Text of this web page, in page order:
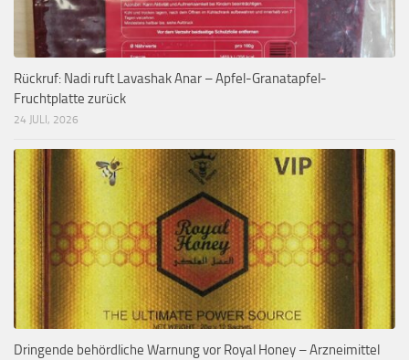
Rückruf: Nadi ruft Lavashak Anar – Apfel-Granatapfel-
Fruchtplatte zurück
24 JULI, 2026
Dringende behördliche Warnung vor Royal Honey – Arzneimittel